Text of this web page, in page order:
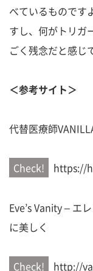
べているものです
すし、何がトリガ
ごく残念だと感じ
＜参考サイト＞
代替医療師
https://
Eve’s Vanity – エ
に美しく
http://